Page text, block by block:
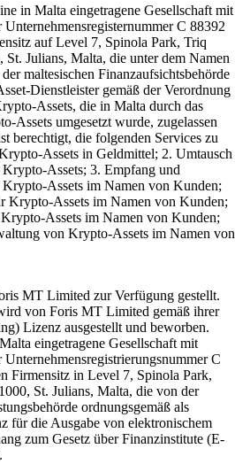
in Malta eingetragene Gesellschaft mit
C 88392
auf Level 7, Spinola Park, Triq
Julians, Malta, die unter dem Namen
maltesischen Finanzaufsichtsbehörde
Dienstleister gemäß der Verordnung
Assets, die in Malta durch das
Assets umgesetzt wurde, zugelassen
die folgenden Services zu
Assets in Geldmittel; 2. Umtausch
Assets; 3. Empfang und
Assets im Namen von Kunden;
Krypto-Assets im Namen von Kunden;
Assets im Namen von Kunden;
von Krypto-Assets im Namen von
MT Limited zur Verfügung gestellt.
von Foris MT Limited gemäß ihrer
Lizenz ausgestellt und beworben.
eingetragene Gesellschaft mit
C
Firmensitz in Level 7, Spinola Park,
St. Julians, Malta, die von der
ordnungsgemäß als
für die Ausgabe von elektronischem
zum Gesetz über Finanzinstitute (E-